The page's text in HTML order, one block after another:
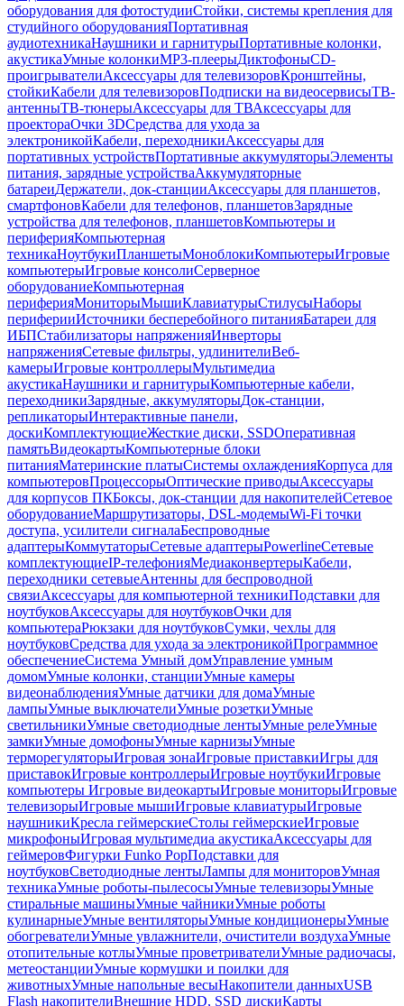
оборудования для фотостудииСтойки, системы крепления для
студийного оборудованияПортативная
аудиотехникаНаушники и гарнитурыПортативные колонки,
акустикаУмные колонкиMP3-плеерыДиктофоныCD-
проигрывателиАксессуары для телевизоровКронштейны,
стойкиКабели для телевизоровПодписки на видеосервисыТВ-
антенныТВ-тюнерыАксессуары для ТВАксессуары для
проектораОчки 3DСредства для ухода за
электроникойКабели, переходникиАксессуары для
портативных устройствПортативные аккумуляторыЭлементы
питания, зарядные устройстваАккумуляторные
батареиДержатели, док-станцииАксессуары для планшетов,
смартфоновКабели для телефонов, планшетовЗарядные
устройства для телефонов, планшетовКомпьютеры и
периферияКомпьютерная
техникаНоутбукиПланшетыМоноблокиКомпьютерыИгровые
компьютерыИгровые консолиСерверное
оборудованиеКомпьютерная
периферияМониторыМышиКлавиатурыСтилусыНаборы
периферииИсточники бесперебойного питанияБатареи для
ИБПСтабилизаторы напряженияИнверторы
напряженияСетевые фильтры, удлинителиВеб-
камерыИгровые контроллерыМультимедиа
акустикаНаушники и гарнитурыКомпьютерные кабели,
переходникиЗарядные, аккумуляторыДок-станции,
репликаторыИнтерактивные панели,
доскиКомплектующиеЖесткие диски, SSDОперативная
памятьВидеокартыКомпьютерные блоки
питанияМатеринские платыСистемы охлажденияКорпуса для
компьютеровПроцессорыОптические приводыАксессуары
для корпусов ПКБоксы, док-станции для накопителейСетевое
оборудованиеМаршрутизаторы, DSL-модемыWi-Fi точки
доступа, усилители сигналаБеспроводные
адаптерыКоммутаторыСетевые адаптерыPowerlineСетевые
комплектующиеIP-телефонияМедиаконвертерыКабели,
переходники сетевыеАнтенны для беспроводной
связиАксессуары для компьютерной техникиПодставки для
ноутбуковАксессуары для ноутбуковОчки для
компьютераРюкзаки для ноутбуковСумки, чехлы для
ноутбуковСредства для ухода за электроникойПрограммное
обеспечениеСистема Умный домУправление умным
домомУмные колонки, станцииУмные камеры
видеонаблюденияУмные датчики для домаУмные
лампыУмные выключателиУмные розеткиУмные
светильникиУмные светодиодные лентыУмные релеУмные
замкиУмные домофоныУмные карнизыУмные
терморегуляторыИгровая зонаИгровые приставкиИгры для
приставокИгровые контроллерыИгровые ноутбукиИгровые
компьютеры Игровые видеокартыИгровые мониторыИгровые
телевизорыИгровые мышиИгровые клавиатурыИгровые
наушникиКресла геймерскиеСтолы геймерскиеИгровые
микрофоныИгровая мультимедиа акустикаАксессуары для
геймеровФигурки Funko PopПодставки для
ноутбуковСветодиодные лентыЛампы для мониторовУмная
техникаУмные роботы-пылесосыУмные телевизорыУмные
стиральные машиныУмные чайникиУмные роботы
кулинарныеУмные вентиляторыУмные кондиционерыУмные
обогревателиУмные увлажнители, очистители воздухаУмные
отопительные котлыУмные проветривателиУмные радиочасы,
метеостанцииУмные кормушки и поилки для
животныхУмные напольные весыНакопители данныхUSB
Flash накопителиВнешние HDD, SSD дискиКарты